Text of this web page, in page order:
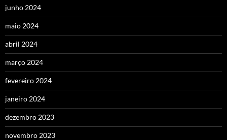
junho 2024
maio 2024
abril 2024
março 2024
fevereiro 2024
janeiro 2024
dezembro 2023
novembro 2023